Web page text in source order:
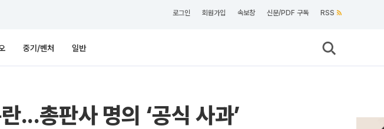
로그인 회원가입 속보창 신문/PDF 구독 RSS
중기/벤처 일반
...총판사 명의 ‘공식 사과’